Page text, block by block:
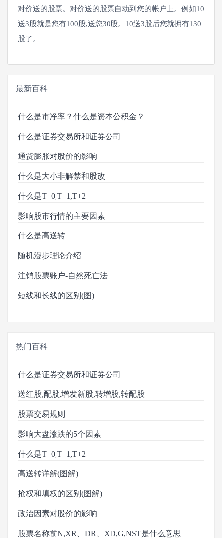
对价送的股票。对价送的股票自动到您的帐户上。例如10
送3股就是您有100股,送您30股。10送3股后您就拥有130
股了。
最新百科
什么是市净率？什么是资本公积金？
什么是证券交易所和证券公司
通货膨胀对股价的影响
什么是大小非解禁和股改
什么是T+0,T+1,T+2
影响股市行情的主要因素
什么是高送转
随机漫步理论介绍
注销股票账户-自然死亡法
短线和长线的区别(图)
热门百科
什么是证券交易所和证券公司
送红股,配股,增发新股,转增股,转配股
股票交易规则
影响大盘涨跌的5个因素
什么是T+0,T+1,T+2
高送转详解(图解)
抢权和填权的区别(图解)
政治因素对股价的影响
股票名称前N,XR、DR、XD,G,NST是什么意思